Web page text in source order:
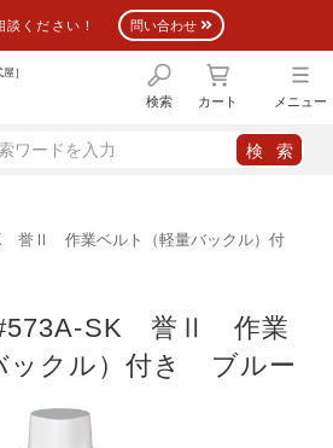
談ください！ 問い合わせ
］
検索 カート メニュー
誉Ⅱ 作業ベルト（軽量バックル）付
SK 誉Ⅱ 作業
ックル）付き ブルー